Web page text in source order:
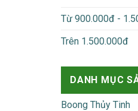
Từ 900.000đ -
Trên 1.500.000đ
DANH MỤC
Boong Thủy Tinh